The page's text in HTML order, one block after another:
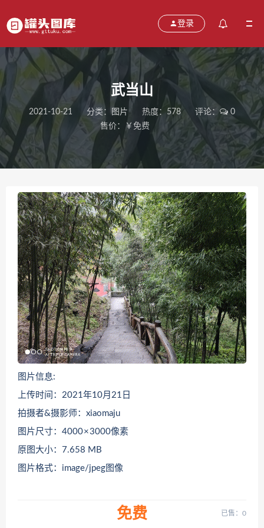
登录
武当山
2021-10-21 分类： 图片 热度：578 评论：
0
售价：￥免费
图片信息:
上传时间：2021年10月21日
拍摄者&摄影师：xiaomaju
图片尺寸：4000 × 3000像素
原图大小：7.658 MB
图片格式：image/jpeg图像
免费 已售：0